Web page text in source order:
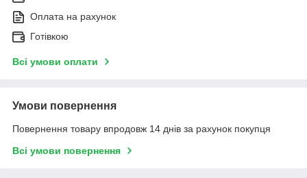
Оплата на рахунок
Готівкою
Всі умови оплати
Умови повернення
Повернення товару впродовж 14 днів за рахунок покупця
Всі умови повернення